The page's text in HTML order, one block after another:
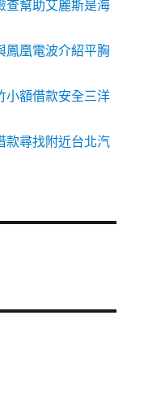
查幫助艾麗斯是海
鳳凰電波介紹平胸
小額借款安全三洋
款尋找附近台北汽